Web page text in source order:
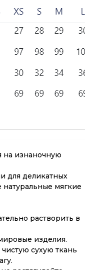
на изнаночную
для деликатных
мягкие
растворить в
изделия.
сухую ткань